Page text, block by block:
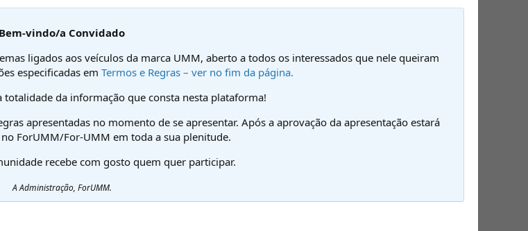
Bem-vindo/a Convidado
ligados aos veículos da marca UMM, aberto a todos os interessados que nele queiram
especificadas em Termos e Regras – ver no fim da página.
totalidade da informação que consta nesta plataforma!
apresentadas no momento de se apresentar. Após a aprovação da apresentação estará
ForUMM/For-UMM em toda a sua plenitude.
recebe com gosto quem quer participar.
A Administração, ForUMM.